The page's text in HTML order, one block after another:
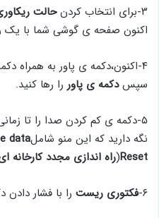
۳-برای انتخاب کردن حالت
اکنون صفحه ی گوشی شما با یک
۴-اکنون،دکمه ی پاور به همراه
سپسدکمه ی پاوررا رها کنید.
نگه دارید که این منو شاملdata
Reset
(راه اندازی مجدد کارخانه
۶- فکتوری ریست را با فشار